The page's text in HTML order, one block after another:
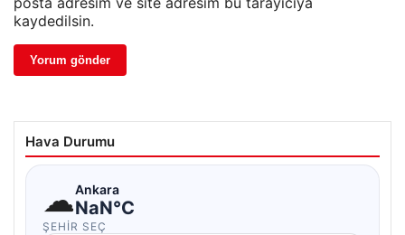
kaydedilsin.
Hava Durumu
☁Ankara
NaN°C
ŞEHIR SEÇ